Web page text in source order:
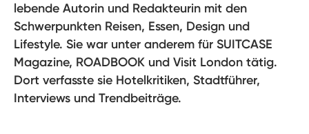
lebende Autorin und Redakteurin mit den
Schwerpunkten Reisen, Essen, Design und
Lifestyle. Sie war unter anderem für SUITCASE
Magazine, ROADBOOK und Visit London tätig.
Dort verfasste sie Hotelkritiken, Stadtführer,
Interviews und Trendbeiträge.